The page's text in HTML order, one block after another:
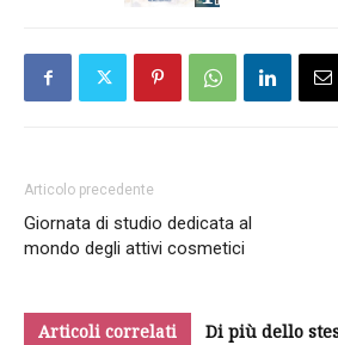
Articolo precedente
Giornata di studio dedicata al
mondo degli attivi cosmetici
Articoli correlati Di più dello